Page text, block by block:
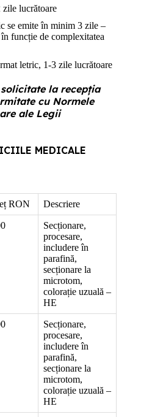
lucrătoare
se emite în minim 3 zile –
funcție de complexitatea
letric, 1-3 zile lucrătoare
la recepţia
cu Normele
ale Legii
MEDICALE
RON Descriere
Secționare,
procesare,
includere în
parafină,
secționare la
microtom,
colorație uzuală –
HE
Secționare,
procesare,
includere în
parafină,
secționare la
microtom,
colorație uzuală –
HE